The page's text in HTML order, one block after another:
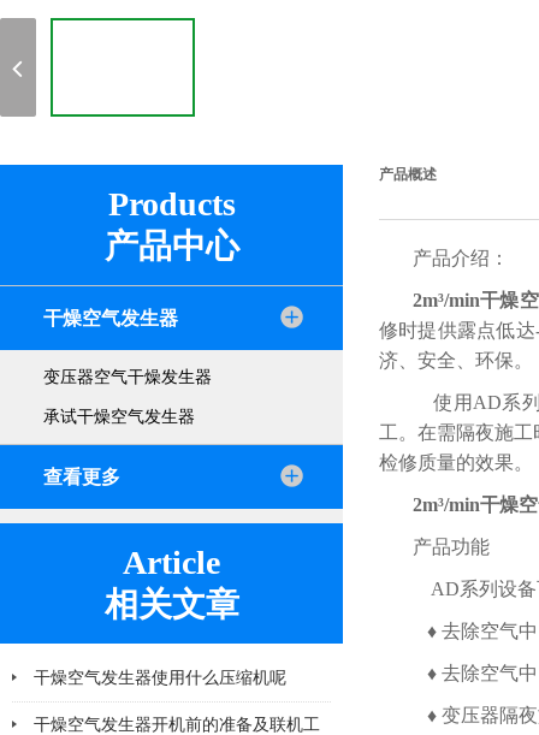
Products
产品中心
干燥空气发生器
变压器空气干燥发生器
承试干燥空气发生器
查看更多
Article
相关文章
干燥空气发生器使用什么压缩机呢
干燥空气发生器开机前的准备及联机工
产品概述
产品介绍：
2m³/min干燥
修时提供露点低
济、安全、环保。
使用AD系列
工。在需隔夜施
检修质量的效果。
2m³/min干燥
产品功能
AD系列设备
♦ 去除空气
♦ 去除空气
♦ 变压器隔